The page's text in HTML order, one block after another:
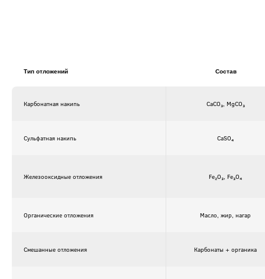
Тип отложений Состав
Карбонатная накипь CaCO₃, MgCO₃
Сульфатная накипь CaSO₄
Железооксидные отложения Fe₂O₃, Fe₃O₄
Органические отложения Масло, жир, нагар
Смешанные отложения Карбонаты + органика